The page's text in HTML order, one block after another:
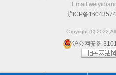
沪ICP备
Copyright (C)
沪公网安备